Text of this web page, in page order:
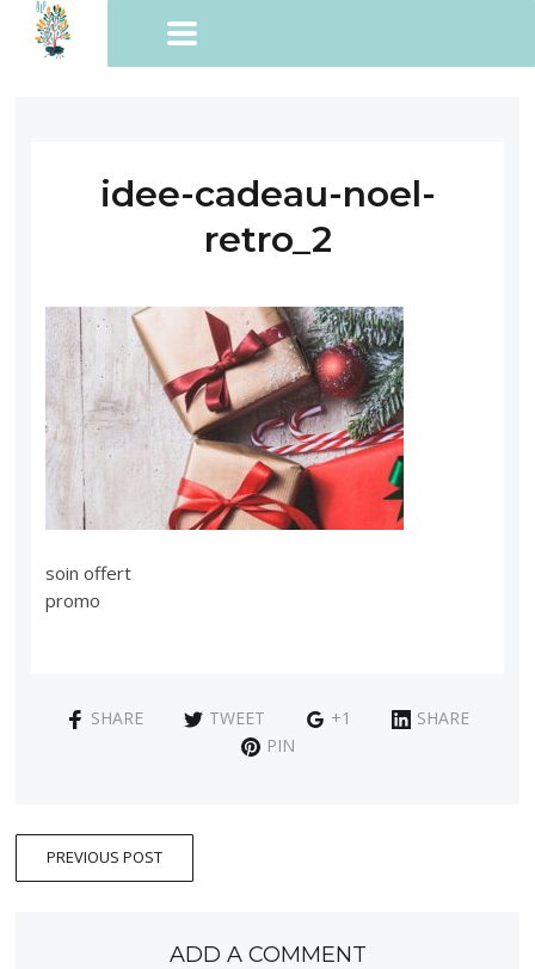
idee-cadeau-noel-
retro_2
soin offert
promo
SHARE TWEET +1
SHARE
PIN
PREVIOUS POST
ADD A COMMENT